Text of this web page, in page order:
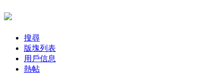
搜尋
版塊列表
用戶信息
熱帖